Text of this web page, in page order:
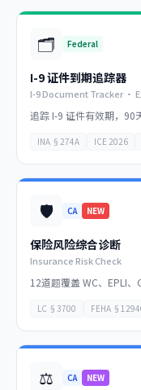
🗂️ Federal
I-9 证件到期追踪器
I-9 Document Tracker ·
追踪 I-9 证件有效期，90
INA §274A ICE 2026
🛡️ CA NEW
保险风险综合诊断
Insurance Risk Check
12道题覆盖 WC、EPLI
LC §3700 FEHA
⚖️ CA NEW